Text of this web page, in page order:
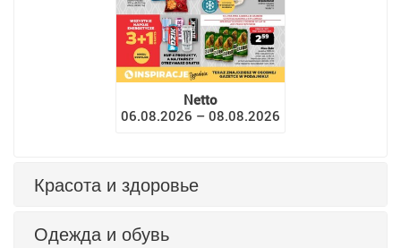
Netto
06.08.2026 – 08.08.2026
Красота и здоровье
Одежда и обувь